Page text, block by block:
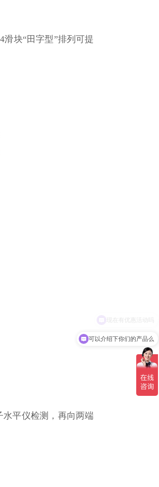
块“田字型”排列可提
水平仪检测，再向两端
可以介绍下你们的产品么